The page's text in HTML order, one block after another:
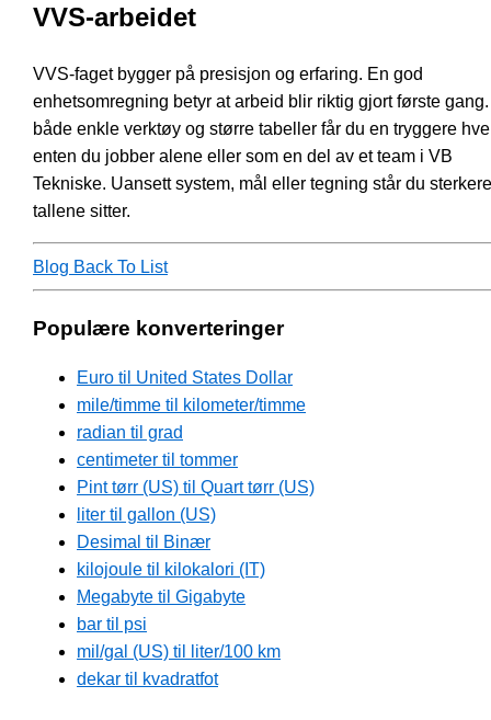
VVS-arbeidet
VVS-faget bygger på presisjon og erfaring. En god
enhetsomregning betyr at arbeid blir riktig gjort første
både enkle verktøy og større tabeller får du en tryggere
enten du jobber alene eller som en del av et team i VB
Tekniske. Uansett system, mål eller tegning står du
tallene sitter.
Blog Back To List
Populære konverteringer
Euro til United States Dollar
mile/timme til kilometer/timme
radian til grad
centimeter til tommer
Pint tørr (US) til Quart tørr (US)
liter til gallon (US)
Desimal til Binær
kilojoule til kilokalori (IT)
Megabyte til Gigabyte
bar til psi
mil/gal (US) til liter/100 km
dekar til kvadratfot